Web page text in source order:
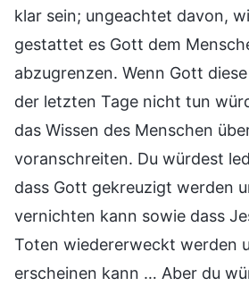
klar sein; ungeachtet davon,
gestattet es Gott dem
abzugrenzen. Wenn Gott
der letzten Tage nicht tun
das Wissen des Menschen
voranschreiten. Du würdest
dass Gott gekreuzigt werden
vernichten kann sowie dass
Toten wiedererweckt werden
erscheinen kann … Aber du